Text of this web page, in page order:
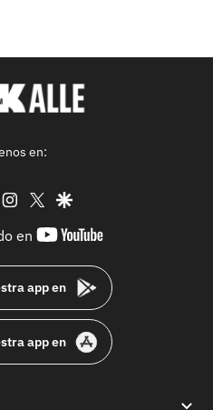
en:
tiktok instagram
twittergoogle
en
youtube-
app en
app en